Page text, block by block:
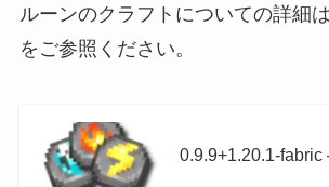
ルーンのクラフトについての詳細
をご参照ください。
0.9.9+1.20.1-fabric